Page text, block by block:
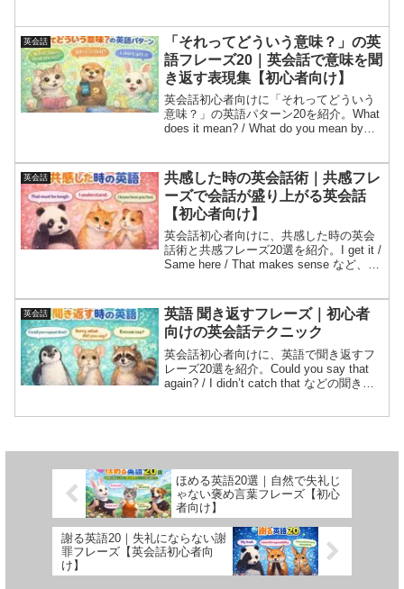
英会話
「それってどういう意味？」の英
語フレーズ20｜英会話で意味を聞
き返す表現集【初心者向け】
英会話初心者向けに「それってどういう
意味？」の英語パターン20を紹介。What
does it mean? / What do you mean by…?
話劇、NG例、発音＆音読練習つき！
英会話
共感した時の英会話術｜共感フレ
ーズで会話が盛り上がる英会話
【初心者向け】
英会話初心者向けに、共感した時の英会
話術と共感フレーズ20選を紹介。I get it /
Same here / That makes sense など、会
英会話
英語 聞き返すフレーズ｜初心者
向けの英会話テクニック
英会話初心者向けに、英語で聞き返すフ
レーズ20選を紹介。Could you say that
again? / I didn’t catch that などの聞き返
ほめる英語20選｜自然で失礼じ
ゃない褒め言葉フレーズ【初心
者向け】
謝る英語20｜失礼にならない謝
罪フレーズ【英会話初心者向
け】